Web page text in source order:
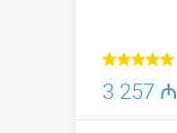
3 257 ₼